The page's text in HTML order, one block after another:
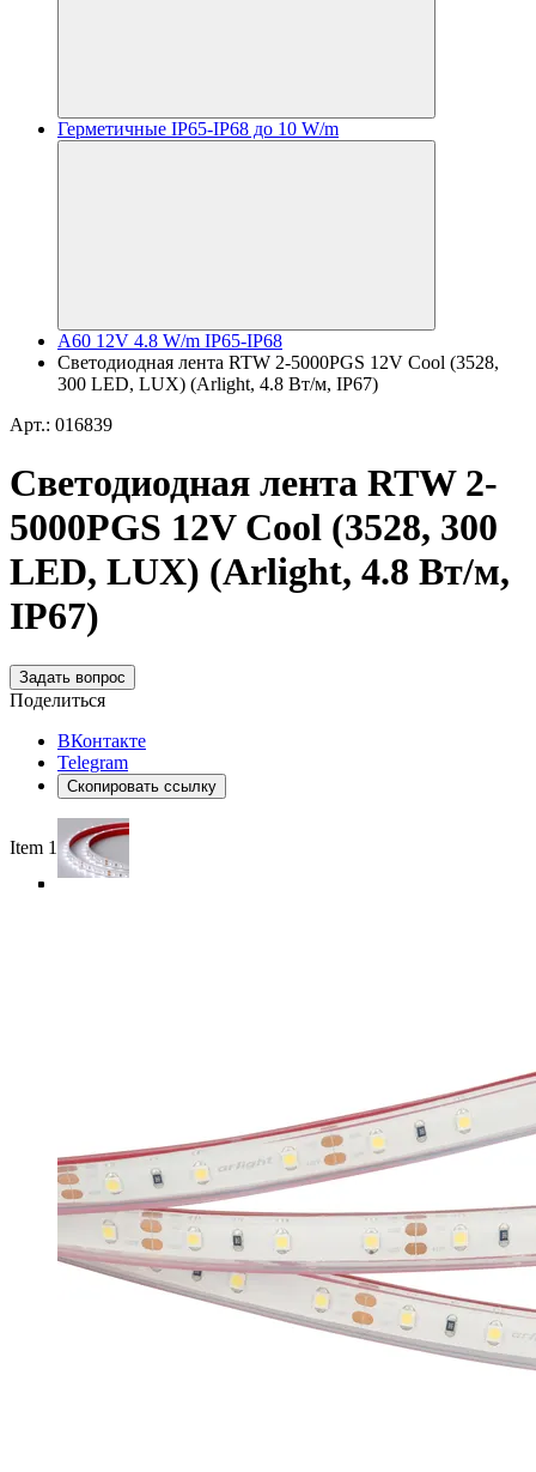
Герметичные IP65-IP68 до 10 W/m
A60 12V 4.8 W/m IP65-IP68
Светодиодная лента RTW 2-5000PGS 12V Cool (3528,
300 LED, LUX) (Arlight, 4.8 Вт/м, IP67)
Арт.: 016839
Светодиодная лента RTW 2-
5000PGS 12V Cool (3528, 300
LED, LUX) (Arlight, 4.8 Вт/м,
IP67)
Задать вопрос
Поделиться
ВКонтакте
Telegram
Скопировать ссылку
Item 1 of 5